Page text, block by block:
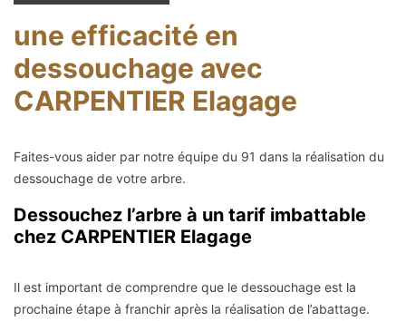
une efficacité en
dessouchage avec
CARPENTIER Elagage
Faites-vous aider par notre équipe du 91 dans la réalisation du
dessouchage de votre arbre.
Dessouchez l’arbre à un tarif imbattable
chez CARPENTIER Elagage
Il est important de comprendre que le dessouchage est la
prochaine étape à franchir après la réalisation de l’abattage.